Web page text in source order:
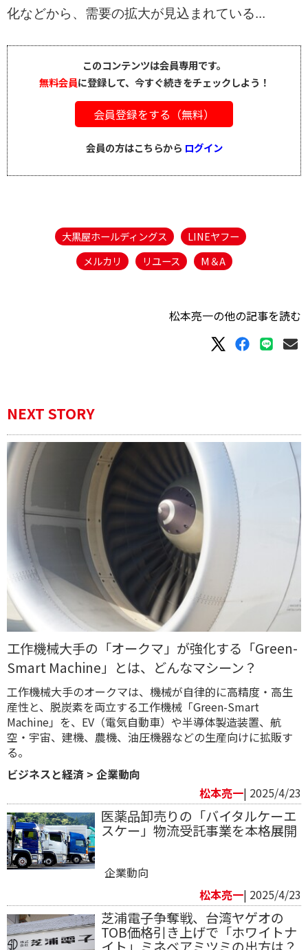
化などから、需要の拡大が見込まれている...
このコンテンツは会員専用です。
無料会員に登録して、今すぐ続きをチェックしよう！
会員登録をする（無料）
会員の方はこちらから ログイン
大黒屋ホールディングス
LINEヤフー
メルカリ
リユース M＆A
松本亮一の他の記事を読む
NEXT STORY
工作機械大手の「オークマ」が強化する「Green-
Smart Machine」とは、どんなマシーン？
工作機械大手のオークマは、機械が自律的に高精度・高生
産性と、脱炭素を両立する工作機械「Green-Smart
Machine」を、EV（電気自動車）や半導体製造装置、航
空・宇宙、建機、農機、油圧機器などの生産向けに拡販す
る。
ビジネスと経済 > 企業動向
松本亮一| 2025/4/23
医薬品卸売りの「バイタルケーエ
スケー」物流受託事業を本格展開
企業動向
松本亮一| 2025/4/23
芝浦電子争奪戦、台湾ヤゲオの
TOB価格引き上げで「ホワイトナ